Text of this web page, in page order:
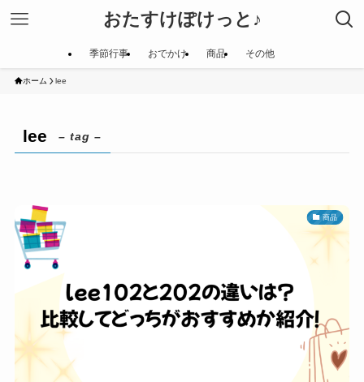
おたすけぽけっと♪
季節行事 おでかけ 商品 その他
ホーム lee
lee – tag –
商品